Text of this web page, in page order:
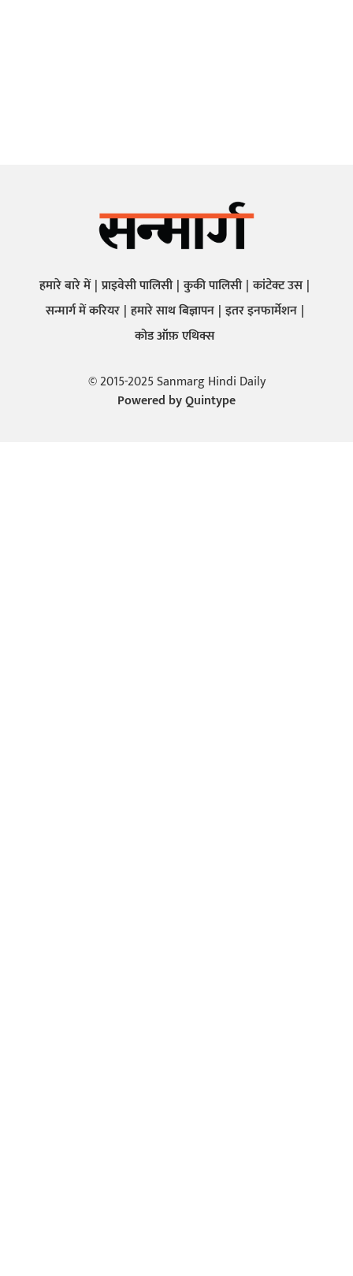
हमारे बारे में प्राइवेसी पालिसी कुकी पालिसी कांटेक्ट उस
सन्मार्ग में करियर हमारे साथ बिज्ञापन इतर इनफार्मेशन
कोड ऑफ़ एथिक्स
© 2015-2025 Sanmarg Hindi Daily
Powered byQuintype